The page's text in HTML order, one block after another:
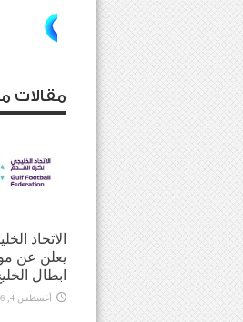
مقالات
الاتحاد
يعلن عن
ابطال
أغسطس 4, 2026